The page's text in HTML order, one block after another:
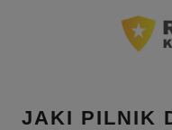
JAKI PILNIK